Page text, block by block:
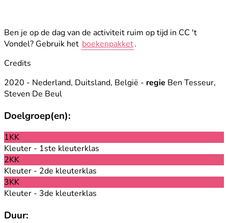
Ben je op de dag van de activiteit ruim op tijd in CC 't
Vondel? Gebruik het boekenpakket.
Credits
2020 - Nederland, Duitsland, België - regie Ben Tesseur,
Steven De Beul
Doelgroep(en):
1KK
Kleuter - 1ste kleuterklas
2KK
Kleuter - 2de kleuterklas
3KK
Kleuter - 3de kleuterklas
Duur: